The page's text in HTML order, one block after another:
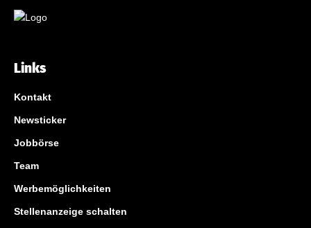
Links
Kontakt
Newsticker
Jobbörse
Team
Werbemöglichkeiten
Stellenanzeige schalten